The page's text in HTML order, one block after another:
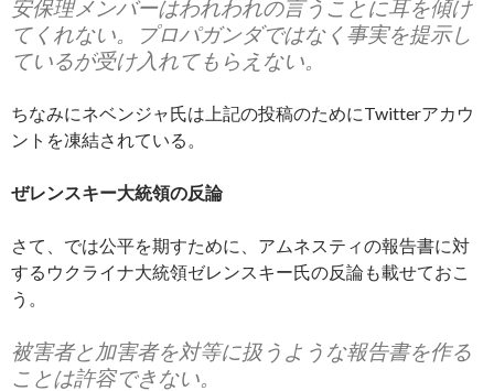
安保理メンバーはわれわれの言うことに耳を傾け
てくれない。プロパガンダではなく事実を提示し
ているが受け入れてもらえない。
ちなみにネベンジャ氏は上記の投稿のためにTwitterアカウ
ントを凍結されている。
ぜレンスキー大統領の反論
さて、では公平を期すために、アムネスティの報告書に対
するウクライナ大統領ゼレンスキー氏の反論も載せておこ
う。
被害者と加害者を対等に扱うような報告書を作る
ことは許容できない。